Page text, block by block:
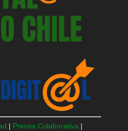
| Prensa Colaborativa |